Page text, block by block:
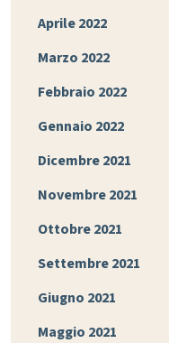
Aprile 2022
Marzo 2022
Febbraio 2022
Gennaio 2022
Dicembre 2021
Novembre 2021
Ottobre 2021
Settembre 2021
Giugno 2021
Maggio 2021